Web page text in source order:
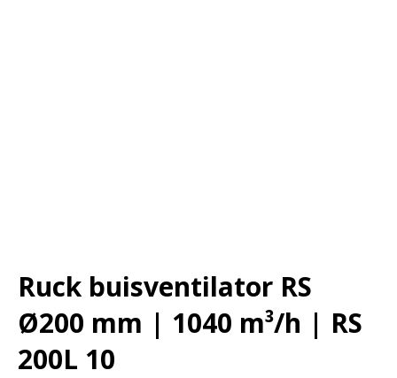
Ruck buisventilator RS
Ø200 mm | 1040 m³/h | RS
200L 10